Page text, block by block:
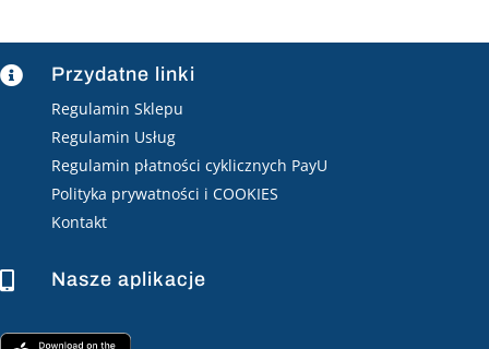
 Przydatne linki
Regulamin Sklepu
Regulamin Usług
Regulamin płatności cyklicznych PayU
Polityka prywatności i COOKIES
Kontakt
 Nasze aplikacje